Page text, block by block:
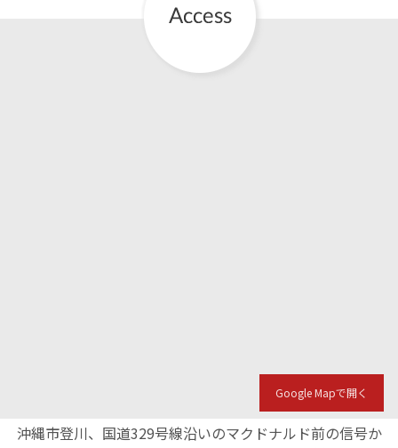
Google Mapで開く
沖縄市登川、国道329号線沿いのマクドナルド前の信号か